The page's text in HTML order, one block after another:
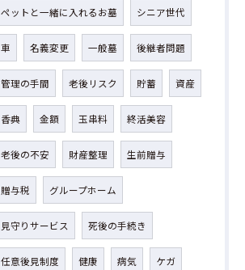
ペットと一緒に入れるお墓 シニア世代
車 名義変更 一般墓 後継者問題
管理の手間 老後リスク 貯蓄 資産
香典 金額 玉串料 終活美容
老後の不安 財産整理 生前贈与
贈与税 グループホーム
見守りサービス 死後の手続き
任意後見制度 健康 病気 ケガ